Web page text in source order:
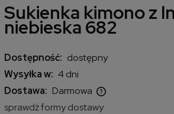
Sukienka kimono z
niebieska 682
Dostępność: dostępny
Wysyłka w: 4 dni
Dostawa: Darmowa
Cena nie zawiera ewentualnych
sprawdź formy dostawy